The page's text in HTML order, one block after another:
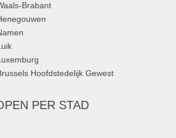
Brabant
Hoofdstedelijk Gewest
PER STAD